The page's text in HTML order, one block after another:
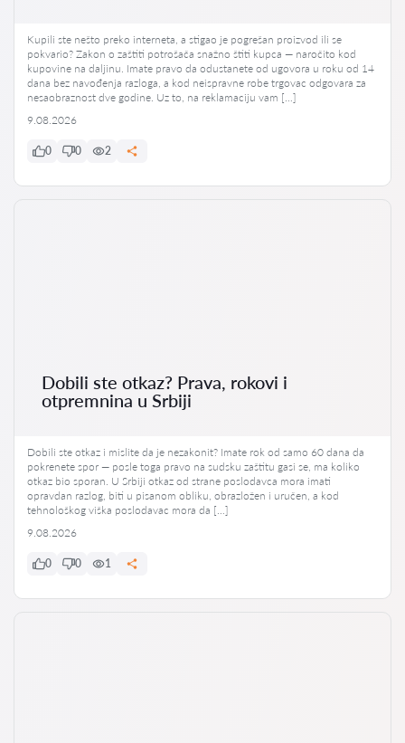
Kupili ste nešto preko interneta, a stigao je pogrešan proizvod ili se
pokvario? Zakon o zaštiti potrošača snažno štiti kupca — naročito kod
kupovine na daljinu. Imate pravo da odustanete od ugovora u roku od 14
dana bez navođenja razloga, a kod neispravne robe trgovac odgovara za
nesaobraznost dve godine. Uz to, na reklamaciju vam […]
9.08.2026
0 0 2
Dobili ste otkaz? Prava, rokovi i
otpremnina u Srbiji
Dobili ste otkaz i mislite da je nezakonit? Imate rok od samo 60 dana da
pokrenete spor — posle toga pravo na sudsku zaštitu gasi se, ma koliko
otkaz bio sporan. U Srbiji otkaz od strane poslodavca mora imati
opravdan razlog, biti u pisanom obliku, obrazložen i uručen, a kod
tehnološkog viška poslodavac mora da […]
9.08.2026
0 0 1